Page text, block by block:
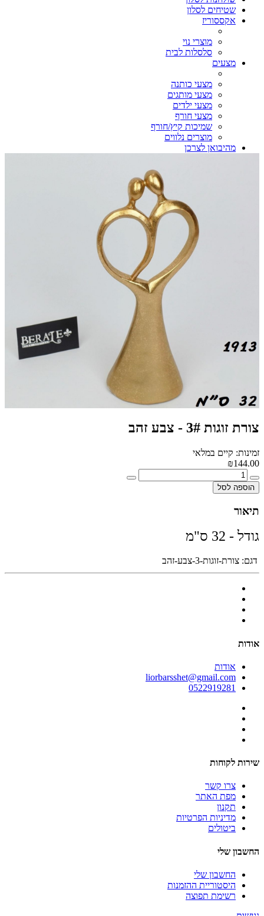
שטיחים לסלון
אקססוריז
מוצרי נוי
סלסלות לבית
מצעים
מצעי כותנה
מצעי מותגים
מצעי ילדים
מצעי חורף
שמיכות קיץ/חורף
מוצרים נלווים
מהיבואן לצרכן
צורת זוגות 3# - צבע זהב
זמינות: קיים במלאי
₪144.00
הוספה לסל
תיאור
גודל - 32 ס"מ
דגם: צורת-זוגות-3-צבע-זהב
אודות
אודות
liorbarsshet@gmail.com
0522919281
שירות לקוחות
צרו קשר
מפת האתר
תקנון
מדיניות הפרטיות
ביטולים
החשבון שלי
החשבון שלי
היסטוריית ההזמנות
רשימת תפוצה